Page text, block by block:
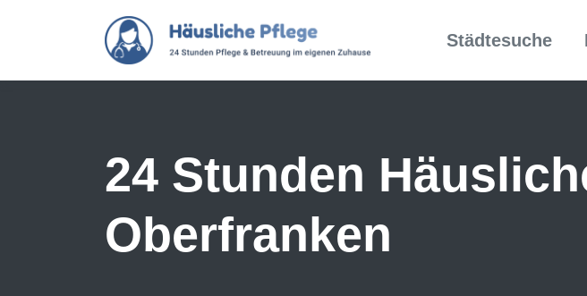
Skip to main content
Städtesuche
24 Stunden
Oberfranken